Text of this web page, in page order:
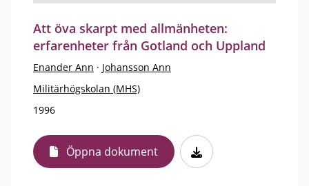
Att öva skarpt med allmänheten:
erfarenheter från Gotland och Uppland
Enander Ann · Johansson Ann
Militärhögskolan (MHS)
1996
Öppna dokument